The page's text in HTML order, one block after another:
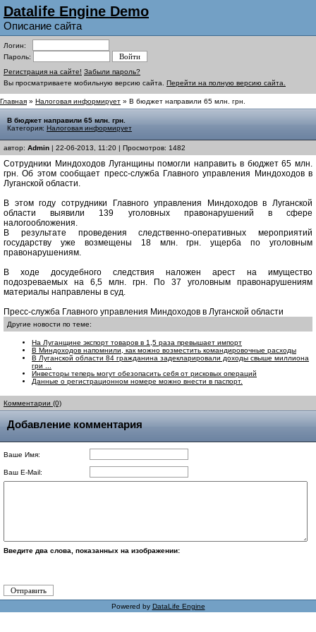
Datalife Engine Demo
Описание сайта
Логин:
Пароль:
Регистрация на сайте! Забыли пароль?
Вы просматриваете мобильную версию сайта. Перейти на полную версию сайта.
Главная » Налоговая информирует » В бюджет направили 65 млн. грн.
В бюджет направили 65 млн. грн.
Категория: Налоговая информирует
автор: Admin | 22-06-2013, 11:20 | Просмотров: 1482
Сотрудники Миндоходов Луганщины помогли направить в бюджет 65 млн.
грн. Об этом сообщает пресс-служба Главного управления Миндоходов в
Луганской области.
В этом году сотрудники Главного управления Миндоходов в Луганской
области выявили 139 уголовных правонарушений в сфере
налогообложения.
В результате проведения следственно-оперативных мероприятий
государству уже возмещены 18 млн. грн. ущерба по уголовным
правонарушениям.
В ходе досудебного следствия наложен арест на имущество
подозреваемых на 6,5 млн. грн. По 37 уголовным правонарушениям
материалы направлены в суд.
Пресс-служба Главного управления Миндоходов в Луганской области
Другие новости по теме:
На Луганщине экспорт товаров в 1,5 раза превышает импорт
В Миндоходов напомнили, как можно возместить командировочные расходы
В Луганской области 84 гражданина задекларировали доходы свыше миллиона
гри ...
Инвесторы теперь могут обезопасить себя от рисковых операций
Данные о регистрационном номере можно внести в паспорт.
Комментарии (0)
Добавление комментария
Ваше Имя:
Ваш E-Mail:
Введите два слова, показанных на изображении:
Powered by DataLife Engine